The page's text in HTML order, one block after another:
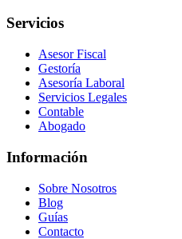
Servicios
Asesor Fiscal
Gestoría
Asesoría Laboral
Servicios Legales
Contable
Abogado
Información
Sobre Nosotros
Blog
Guías
Contacto